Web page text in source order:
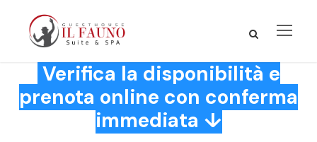
Verifica la disponibilità e
prenota online con conferma
immediata ↓